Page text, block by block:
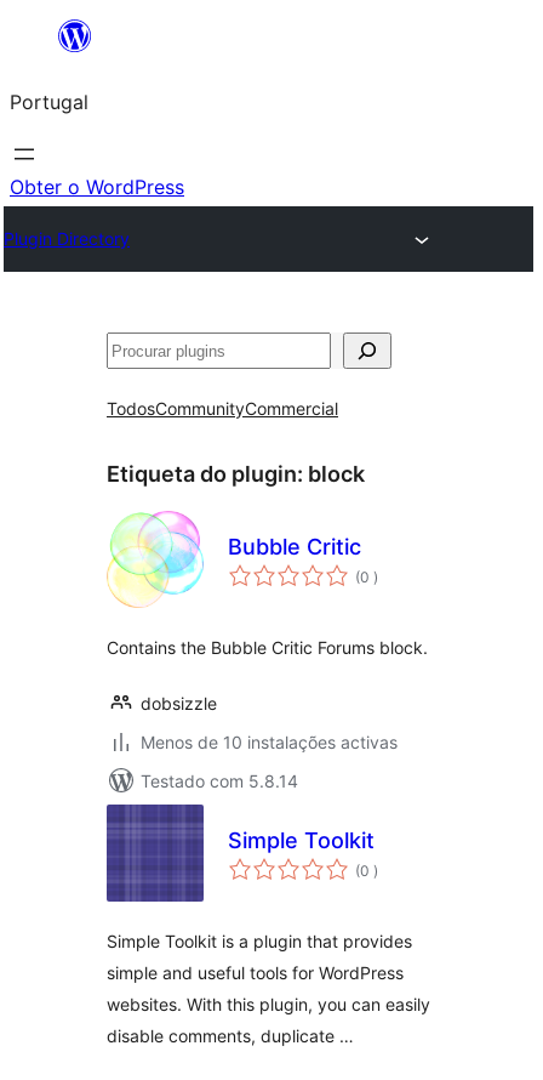
Saltar
o
conteúdo
Portugal
Obter o WordPress
Plugin Directory
Pesquisar
TodosCommunityCommercial
Etiqueta do plugin: block
Bubble Critic
(0 classificações
)
Contains the Bubble Critic Forums block.
dobsizzle
Menos de 10 instalações activas
Testado com 5.8.14
Simple Toolkit
(0 classificações
)
Simple Toolkit is a plugin that provides
simple and useful tools for WordPress
websites. With this plugin, you can easily
disable comments, duplicate …